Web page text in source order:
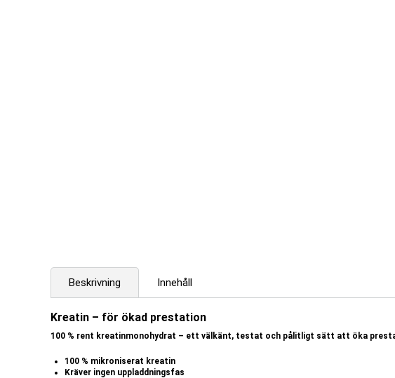
Beskrivning Innehåll
Kreatin – för ökad prestation
100 % rent kreatinmonohydrat – ett välkänt, testat och pålitligt sätt att öka
100 % mikroniserat kreatin
Kräver ingen uppladdningsfas